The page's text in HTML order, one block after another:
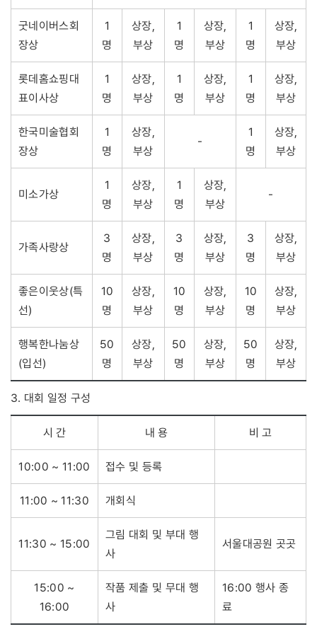
굿네이버스회
장상
1
명
상장,
부상
1
명
상장,
부상
1
명
상장,
부상
롯데홈쇼핑대
표이사상
1
명
상장,
부상
1
명
상장,
부상
1
명
상장,
부상
한국미술협회
장상
1
명
상장,
부상
-
1
명
상장,
부상
미소가상
1
명
상장,
부상
1
명
상장,
부상
-
가족사랑상
3
명
상장,
부상
3
명
상장,
부상
3
명
상장,
부상
좋은이웃상(특
선)
10
명
상장,
부상
10
명
상장,
부상
10
명
상장,
부상
행복한나눔상
(입선)
50
명
상장,
부상
50
명
상장,
부상
50
명
상장,
부상
3. 대회 일정 구성
시 간 내 용 비 고
10:00 ~ 11:00 접수 및 등록
11:00 ~ 11:30 개회식
11:30 ~ 15:00
그림 대회 및 부대 행
사
서울대공원 곳곳
15:00 ~
16:00
작품 제출 및 무대 행
사
16:00 행사 종
료